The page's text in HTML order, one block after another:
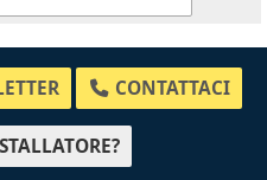
CONTATTACI